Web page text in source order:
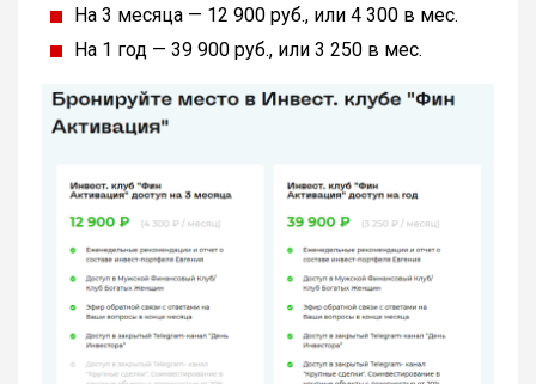
На 3 месяца — 12 900 руб., или 4 300 в мес.
На 1 год — 39 900 руб., или 3 250 в мес.